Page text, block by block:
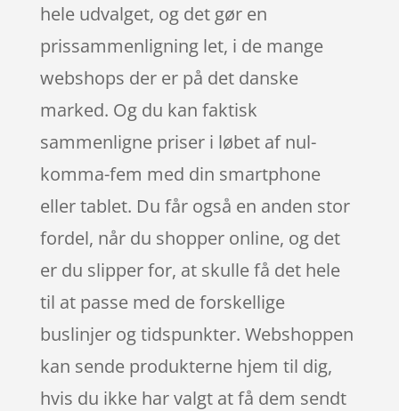
hele udvalget, og det gør en
prissammenligning let, i de mange
webshops der er på det danske
marked. Og du kan faktisk
sammenligne priser i løbet af nul-
komma-fem med din smartphone
eller tablet. Du får også en anden stor
fordel, når du shopper online, og det
er du slipper for, at skulle få det hele
til at passe med de forskellige
buslinjer og tidspunkter. Webshoppen
kan sende produkterne hjem til dig,
hvis du ikke har valgt at få dem sendt